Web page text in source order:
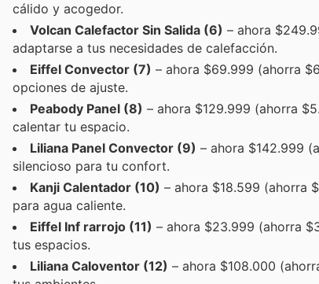
cálido y acogedor.
Volcan Calefactor Sin Salida (6) – ahora
adaptarse a tus necesidades de calefacción.
Eiffel Convector (7) – ahora $69.999 (ahorra
opciones de ajuste.
Peabody Panel (8) – ahora $129.999 (ahorra
calentar tu espacio.
Liliana Panel Convector (9) – ahora $142.999
silencioso para tu confort.
Kanji Calentador (10) – ahora $18.599 (ahorra
para agua caliente.
Eiffel Inf rarrojo (11) – ahora $23.999 (ahorra
tus espacios.
Liliana Caloventor (12) – ahora $108.000